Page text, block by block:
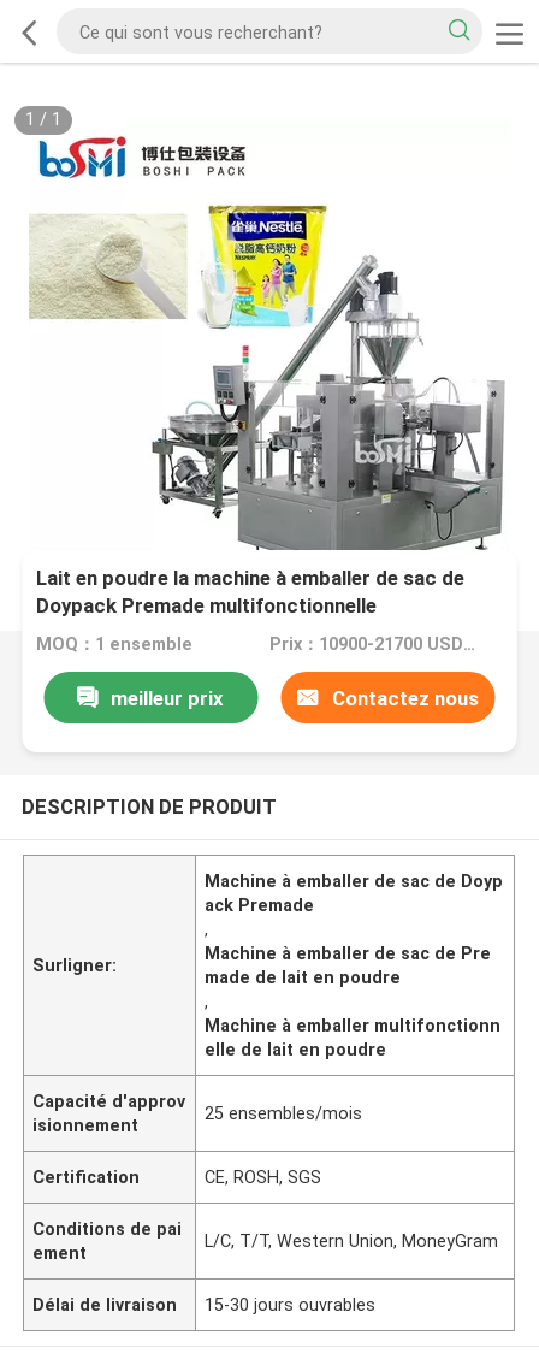
1 / 1
Lait en poudre la machine à emballer de sac de
Doypack Premade multifonctionnelle
MOQ：1 ensemble Prix：10900-21700 USD/SET
meilleur prix Contactez nous
DESCRIPTION DE PRODUIT
Surligner:
Machine à emballer de sac de Doyp
ack Premade
,
Machine à emballer de sac de Pre
made de lait en poudre
,
Machine à emballer multifonctionn
elle de lait en poudre
Capacité d'approv
isionnement
25 ensembles/mois
Certification CE, ROSH, SGS
Conditions de pai
ement
L/C, T/T, Western Union, MoneyGram
Délai de livraison 15-30 jours ouvrables